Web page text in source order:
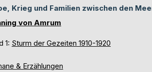
Krieg und Familien zwischen den
von Amrum
1: Sturm der Gezeiten 1910-1920
& Erzählungen